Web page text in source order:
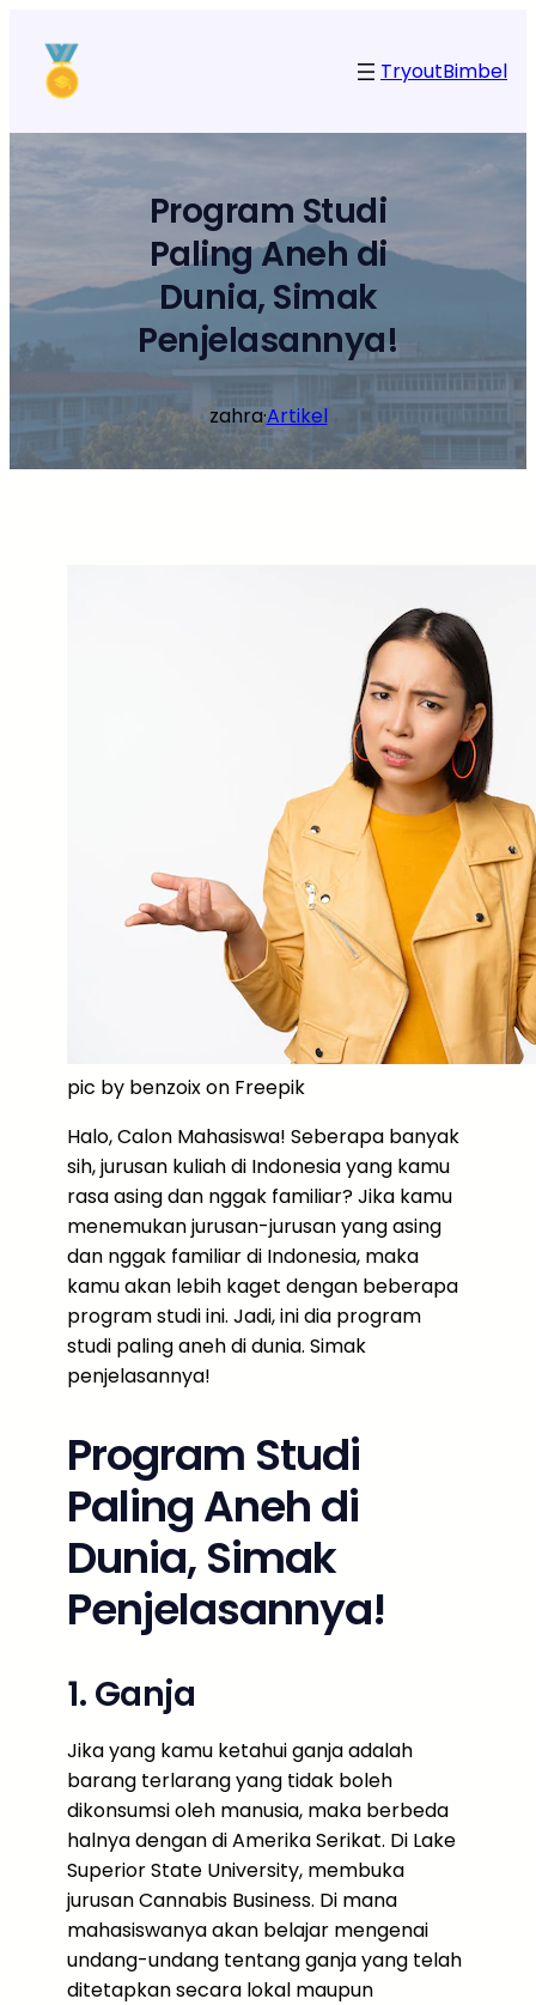
konten
TryoutBimbel
Program Studi
Paling Aneh di
Dunia, Simak
Penjelasannya!
zahra·Artikel
pic by benzoix on Freepik
Halo, Calon Mahasiswa! Seberapa banyak
sih, jurusan kuliah di Indonesia yang kamu
rasa asing dan nggak familiar? Jika kamu
menemukan jurusan-jurusan yang asing
dan nggak familiar di Indonesia, maka
kamu akan lebih kaget dengan beberapa
program studi ini. Jadi, ini dia program
studi paling aneh di dunia. Simak
penjelasannya!
Program Studi
Paling Aneh di
Dunia, Simak
Penjelasannya!
1. Ganja
Jika yang kamu ketahui ganja adalah
barang terlarang yang tidak boleh
dikonsumsi oleh manusia, maka berbeda
halnya dengan di Amerika Serikat. Di Lake
Superior State University, membuka
jurusan Cannabis Business. Di mana
mahasiswanya akan belajar mengenai
undang-undang tentang ganja yang telah
ditetapkan secara lokal maupun